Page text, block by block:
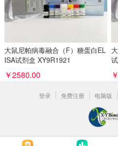
大鼠尼帕病毒融合（F）糖蛋白EL
ISA试剂盒 XY9R1921
￥2580.00
登录 免费注册 电脑版